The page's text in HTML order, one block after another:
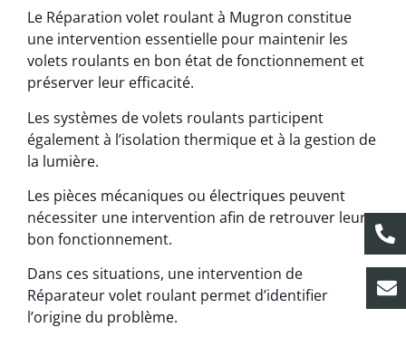
Le Réparation volet roulant à Mugron constitue
une intervention essentielle pour maintenir les
volets roulants en bon état de fonctionnement et
préserver leur efficacité.
Les systèmes de volets roulants participent
également à l’isolation thermique et à la gestion de
la lumière.
Les pièces mécaniques ou électriques peuvent
nécessiter une intervention afin de retrouver leur
bon fonctionnement.
Dans ces situations, une intervention de
Réparateur volet roulant permet d’identifier
l’origine du problème.